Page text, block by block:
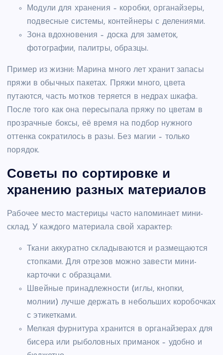
Модули для хранения – коробки, органайзеры,
подвесные системы, контейнеры с делениями.
Зона вдохновения – доска для заметок,
фотографии, палитры, образцы.
Пример из жизни: Марина много лет хранит запасы
пряжи в обычных пакетах. Пряжи много, цвета
путаются, часть мотков теряется в недрах шкафа.
После того как она пересыпала пряжу по цветам в
прозрачные боксы, её время на подбор нужного
оттенка сократилось в разы. Без магии – только
порядок.
Советы по сортировке и
хранению разных материалов
Рабочее место мастерицы часто напоминает мини-
склад. У каждого материала свой характер:
Ткани аккуратно складываются и размещаются
стопками. Для отрезов можно завести мини-
карточки с образцами.
Швейные принадлежности (иглы, кнопки,
молнии) лучше держать в небольших коробочках
с этикетками.
Мелкая фурнитура хранится в органайзерах для
бисера или рыболовных приманок – удобно и